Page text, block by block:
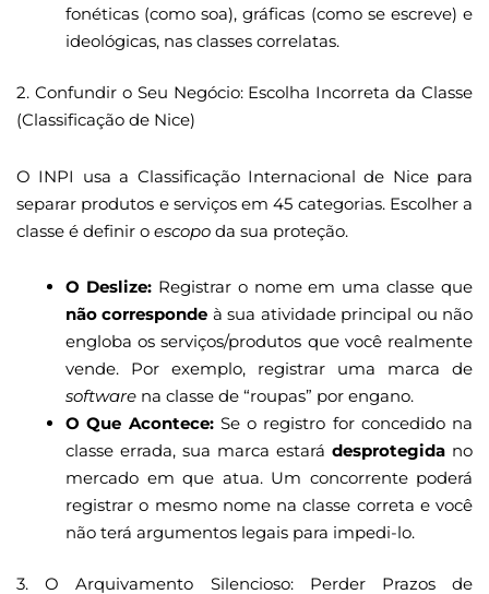
fonéticas (como soa), gráficas (como se escreve) e
ideológicas, nas classes correlatas.
2. Confundir o Seu Negócio: Escolha Incorreta da Classe
(Classificação de Nice)
O INPI usa a Classificação Internacional de Nice para
separar produtos e serviços em 45 categorias. Escolher a
classe é definir o escopo da sua proteção.
O Deslize:Registrar o nome em uma classe que
não corresponde à sua atividade principal ou não
engloba os serviços/produtos que você realmente
vende. Por exemplo, registrar uma marca de
software na classe de “roupas” por engano.
O Que Acontece:Se o registro for concedido na
classe errada, sua marca estará desprotegida no
mercado em que atua. Um concorrente poderá
registrar o mesmo nome na classe correta e você
não terá argumentos legais para impedi-lo.
3. O Arquivamento Silencioso: Perder Prazos de